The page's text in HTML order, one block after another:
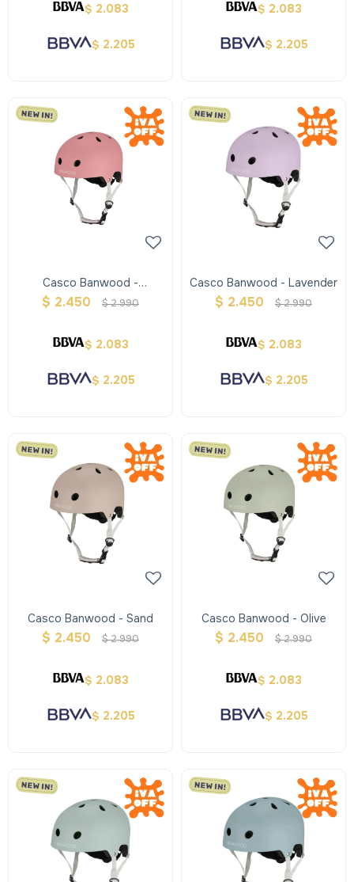
$ 2.083
$ 2.205
$ 2.083
$ 2.205
Casco Banwood -
Raspberry
$ 2.450 $2.990
$ 2.083
$ 2.205
Casco Banwood - Lavender
$ 2.450 $2.990
$ 2.083
$ 2.205
Casco Banwood - Sand
$ 2.450 $2.990
$ 2.083
$ 2.205
Casco Banwood - Olive
$ 2.450 $2.990
$ 2.083
$ 2.205